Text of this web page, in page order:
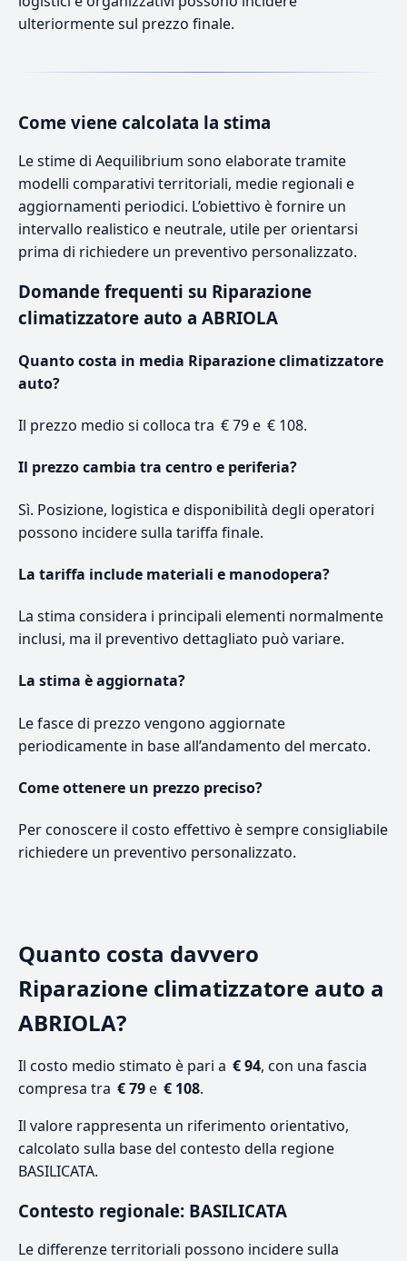
ulteriormente sul prezzo finale.
Come viene calcolata la stima
Le stime di Aequilibrium sono elaborate tramite
modelli comparativi territoriali, medie regionali e
aggiornamenti periodici. L’obiettivo è fornire un
intervallo realistico e neutrale, utile per orientarsi
prima di richiedere un preventivo personalizzato.
Domande frequenti su Riparazione
climatizzatore auto a ABRIOLA
Quanto costa in media Riparazione climatizzatore
auto?
Il prezzo medio si colloca tra € 79 e € 108.
Il prezzo cambia tra centro e periferia?
Sì. Posizione, logistica e disponibilità degli operatori
possono incidere sulla tariffa finale.
La tariffa include materiali e manodopera?
La stima considera i principali elementi normalmente
inclusi, ma il preventivo dettagliato può variare.
La stima è aggiornata?
Le fasce di prezzo vengono aggiornate
periodicamente in base all’andamento del mercato.
Come ottenere un prezzo preciso?
Per conoscere il costo effettivo è sempre consigliabile
richiedere un preventivo personalizzato.
Quanto costa davvero
Riparazione climatizzatore auto a
ABRIOLA?
Il costo medio stimato è pari a € 94, con una fascia
compresa tra € 79e € 108.
Il valore rappresenta un riferimento orientativo,
calcolato sulla base del contesto della regione
BASILICATA.
Contesto regionale: BASILICATA
Le differenze territoriali possono incidere sulla